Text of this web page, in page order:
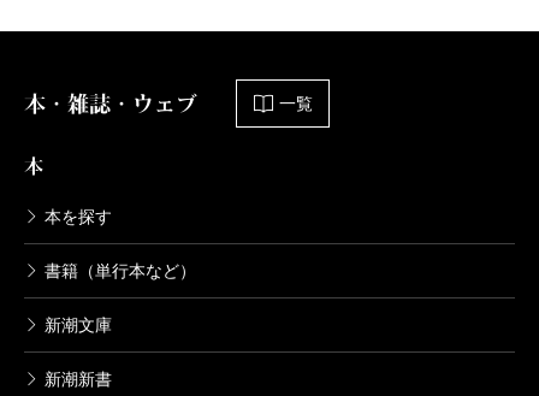
本・雑誌・ウェブ 一覧
本
本を探す
書籍（単行本など）
新潮文庫
新潮新書